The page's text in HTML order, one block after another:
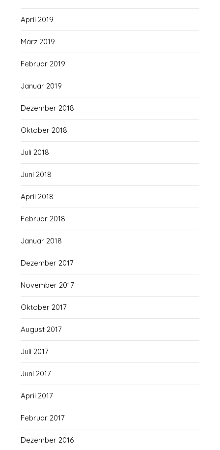
April 2019
März 2019
Februar 2019
Januar 2019
Dezember 2018
Oktober 2018
Juli 2018
Juni 2018
April 2018
Februar 2018
Januar 2018
Dezember 2017
November 2017
Oktober 2017
August 2017
Juli 2017
Juni 2017
April 2017
Februar 2017
Dezember 2016